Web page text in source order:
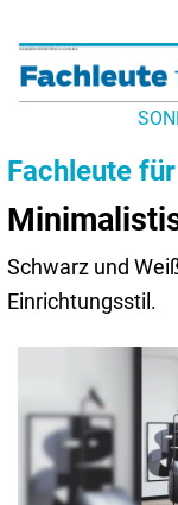
Fachleute
Schwarz und
Einrichtungsstil.